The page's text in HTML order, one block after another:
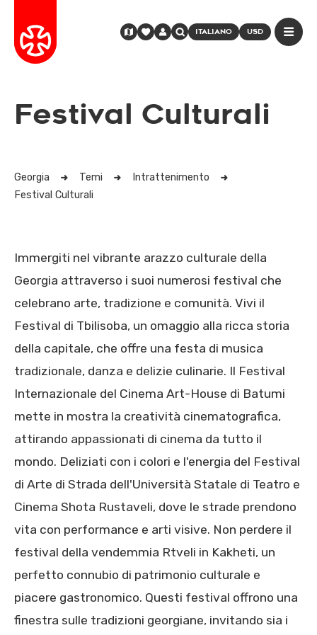
ITALIANO USD
Festival Culturali
Georgia Temi
Intrattenimento
Festival Culturali
Immergiti nel vibrante arazzo culturale della
Georgia attraverso i suoi numerosi festival che
celebrano arte, tradizione e comunità. Vivi il
Festival di Tbilisoba, un omaggio alla ricca storia
della capitale, che offre una festa di musica
tradizionale, danza e delizie culinarie. Il Festival
Internazionale del Cinema Art-House di Batumi
mette in mostra la creatività cinematografica,
attirando appassionati di cinema da tutto il
mondo. Deliziati con i colori e l'energia del Festival
di Arte di Strada dell'Università Statale di Teatro e
Cinema Shota Rustaveli, dove le strade prendono
vita con performance e arti visive. Non perdere il
festival della vendemmia Rtveli in Kakheti, un
perfetto connubio di patrimonio culturale e
piacere gastronomico. Questi festival offrono una
finestra sulle tradizioni georgiane, invitando sia i